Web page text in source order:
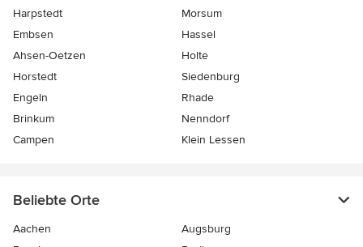
Harpstedt
Morsum
Embsen
Hassel
Ahsen-Oetzen
Holte
Horstedt
Siedenburg
Engeln
Rhade
Brinkum
Nenndorf
Campen
Klein Lessen
Beliebte Orte
Aachen
Augsburg